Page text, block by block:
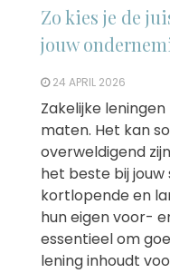
Zo kies je de
jouw
24 APRIL 2026
Zakelijke
maten. Het kan
overweldigend
het beste bij jouw
kortlopende en
hun eigen voor-
essentieel om
lening inhoudt